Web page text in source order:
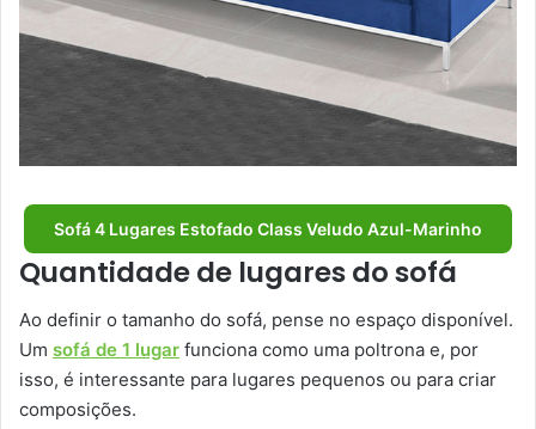
Sofá 4 Lugares Estofado Class Veludo Azul-Marinho
Quantidade de lugares do sofá
Ao definir o tamanho do sofá, pense no espaço disponível.
Um sofá de 1 lugar funciona como uma poltrona e, por
isso, é interessante para lugares pequenos ou para criar
composições.